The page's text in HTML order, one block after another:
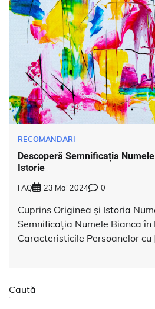
RECOMANDARI
Descoperă Semnificația
Istorie
FAQ 23 Mai 2024 0
Cuprins Originea și Istoria
Semnificația Numele Bianca
Caracteristicile Persoanelor cu
Caută